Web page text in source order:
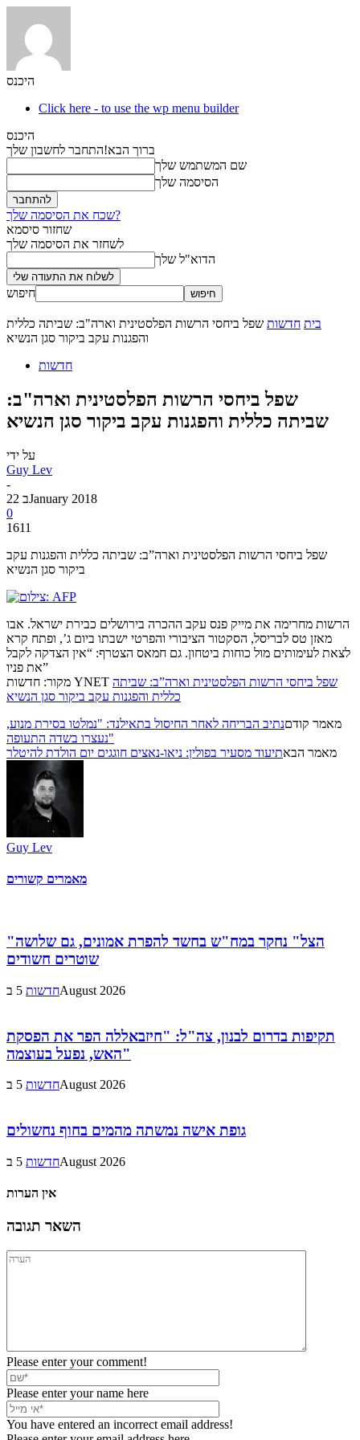
היכנס
Click here - to use the wp menu builder
היכנס
ברוך הבא!התחבר לחשבון שלך
שם המשתמש שלך
הסיסמה שלך
שכח את הסיסמה שלך?
שחזור סיסמא
לשחזר את הסיסמה שלך
הדוא"ל שלך
חיפוש
בית חדשות שפל ביחסי הרשות הפלסטינית וארה"ב: שביתה כללית
והפגנות עקב ביקור סגן הנשיא
חדשות
שפל ביחסי הרשות הפלסטינית וארה"ב:
שביתה כללית והפגנות עקב ביקור סגן הנשיא
על ידי
Guy Lev
-
22 בJanuary 2018
0
1611
שפל ביחסי הרשות הפלסטינית וארה”ב: שביתה כללית והפגנות עקב
ביקור סגן הנשיא
הרשות מחרימה את מייק פנס עקב ההכרה בירושלים כבירת ישראל. אבו
מאזן טס לבריסל, הסקטור הציבורי והפרטי ישבתו ביום ג’, ופתח קרא
לצאת לעימותים מול כוחות ביטחון. גם חמאס הצטרף: “אין הצדקה לקבל
את פניו”
מקור: חדשות YNET שפל ביחסי הרשות הפלסטינית וארה”ב: שביתה
כללית והפגנות עקב ביקור סגן הנשיא
מאמר קודםנתיב הבריחה לאחר החיסול בתאילנד: "נמלטו בסירת מנוע,
נעצרו בשדה התעופה"
מאמר הבאתיעוד מסעיר בפולין: ניאו-נאצים חוגגים יום הולדת להיטלר
Guy Lev
מאמרים קשורים
"הצל" נחקר במח"ש בחשד להפרת אמונים, גם שלושה
שוטרים חשודים
חדשות5 בAugust 2026
תקיפות בדרום לבנון, צה"ל: "חיזבאללה הפר את הפסקת
האש, נפעל בעוצמה"
חדשות5 בAugust 2026
גופת אישה נמשתה מהמים בחוף נחשולים
חדשות5 בAugust 2026
אין הערות
השאר תגובה
Please enter your comment!
Please enter your name here
You have entered an incorrect email address!